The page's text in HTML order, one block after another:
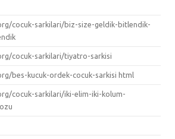
cocuk-sarkilari/biz-size-geldik-bitlendik-
cocuk-sarkilari/tiyatro-sarkisi
bes-kucuk-ordek-cocuk-sarkisi html
cocuk-sarkilari/iki-elim-iki-kolum-